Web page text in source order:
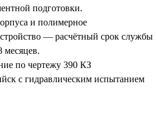
подготовки.
и полимерное
— расчётный срок службы
месяцев.
по чертежу 390 КЗ
с гидравлическим испытанием